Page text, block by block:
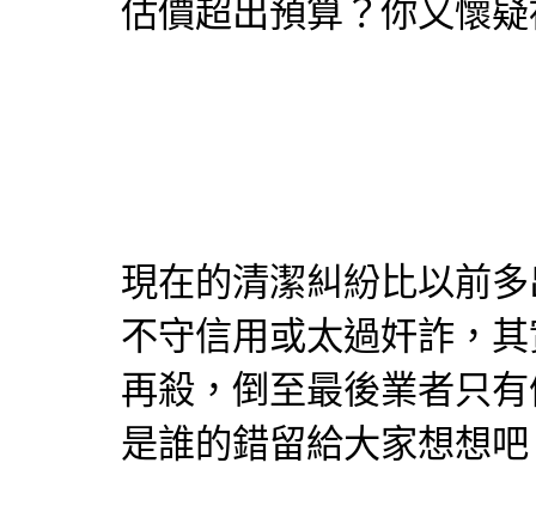
估價超出預算？你又懷
現在的清潔糾紛比以前
不守信用或太過奸詐，
再殺，倒至最後業者只
是誰的錯留給大家想想吧